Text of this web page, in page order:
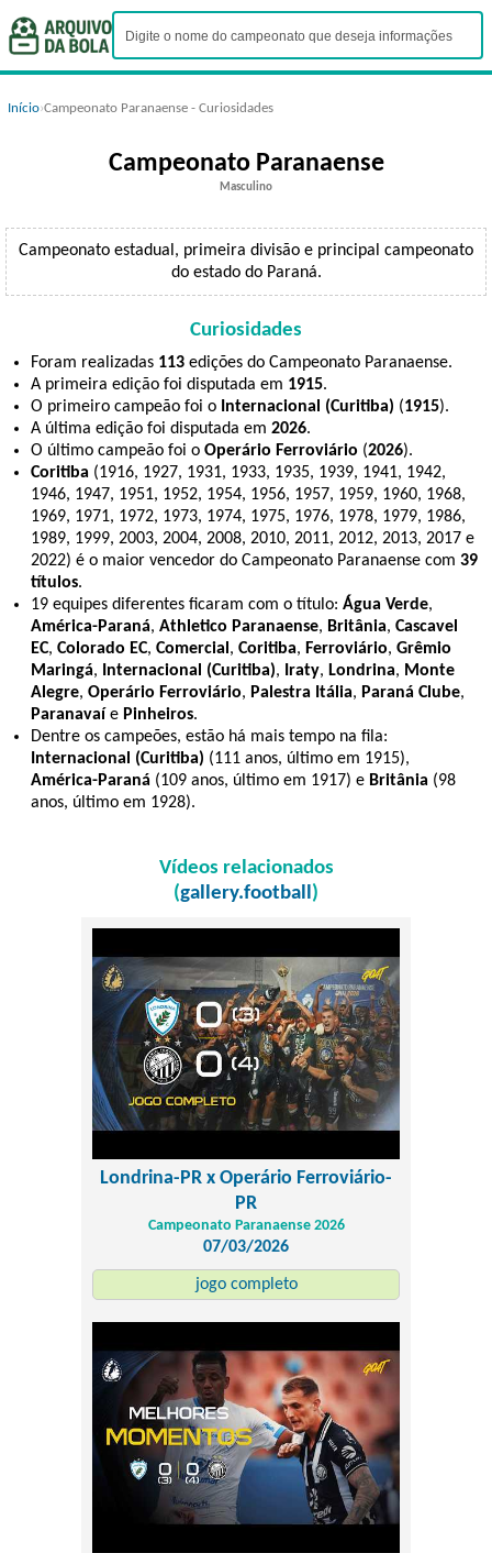
Início›Campeonato Paranaense - Curiosidades
Campeonato Paranaense
Masculino
Campeonato estadual, primeira divisão e principal campeonato
do estado do Paraná.
Curiosidades
Foram realizadas 113 edições do Campeonato Paranaense.
A primeira edição foi disputada em 1915.
O primeiro campeão foi o Internacional (Curitiba) (1915).
A última edição foi disputada em 2026.
O último campeão foi o Operário Ferroviário (2026).
Coritiba (1916, 1927, 1931, 1933, 1935, 1939, 1941, 1942,
1946, 1947, 1951, 1952, 1954, 1956, 1957, 1959, 1960, 1968,
1969, 1971, 1972, 1973, 1974, 1975, 1976, 1978, 1979, 1986,
1989, 1999, 2003, 2004, 2008, 2010, 2011, 2012, 2013, 2017 e
2022) é o maior vencedor do Campeonato Paranaense com 39
títulos.
19 equipes diferentes ficaram com o título: Água Verde,
América-Paraná, Athletico Paranaense, Britânia, Cascavel
EC, Colorado EC, Comercial , Coritiba, Ferroviário, Grêmio
Maringá, Internacional (Curitiba), Iraty, Londrina, Monte
Alegre, Operário Ferroviário, Palestra Itália, Paraná Clube,
Paranavaí e Pinheiros.
Dentre os campeões, estão há mais tempo na fila:
Internacional (Curitiba) (111 anos, último em 1915),
América-Paraná (109 anos, último em 1917) e Britânia (98
anos, último em 1928).
Vídeos relacionados
(gallery.football)
Londrina-PR x Operário Ferroviário-
PR
Campeonato Paranaense 2026
07/03/2026
jogo completo